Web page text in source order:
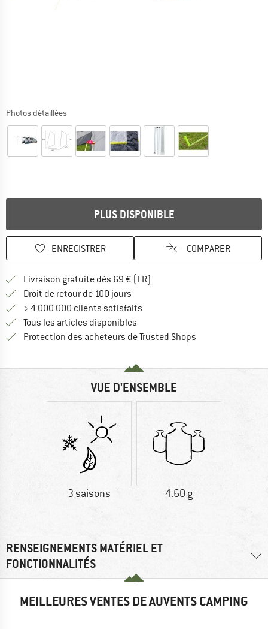
Photos détaillées
PLUS DISPONIBLE
ENREGISTRER COMPARER
Livraison gratuite dès 69 € (FR)
Droit de retour de 100 jours
> 4 000 000 clients satisfaits
Tous les articles disponibles
Protection des acheteurs de Trusted Shops
VUE D'ENSEMBLE
3 saisons 4.60 g
RENSEIGNEMENTS MATÉRIEL ET
FONCTIONNALITÉS
MEILLEURES VENTES DE AUVENTS CAMPING